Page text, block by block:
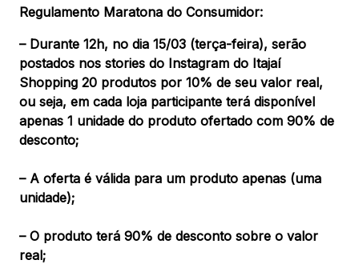
Regulamento Maratona do Consumidor:
– Durante 12h, no dia 15/03 (terça-feira), serão
postados nos stories do Instagram do Itajaí
Shopping 20 produtos por 10% de seu valor real,
ou seja, em cada loja participante terá disponível
apenas 1 unidade do produto ofertado com 90% de
desconto;
– A oferta é válida para um produto apenas (uma
unidade);
– O produto terá 90% de desconto sobre o valor
real;